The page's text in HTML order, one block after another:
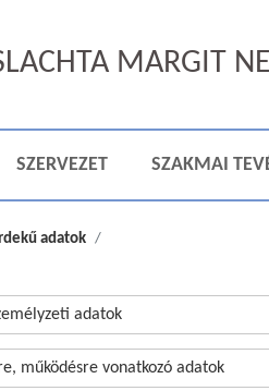
MARGIT
SZERVEZET SZAKMAI
adatok
adatok
működésre vonatkozó adatok